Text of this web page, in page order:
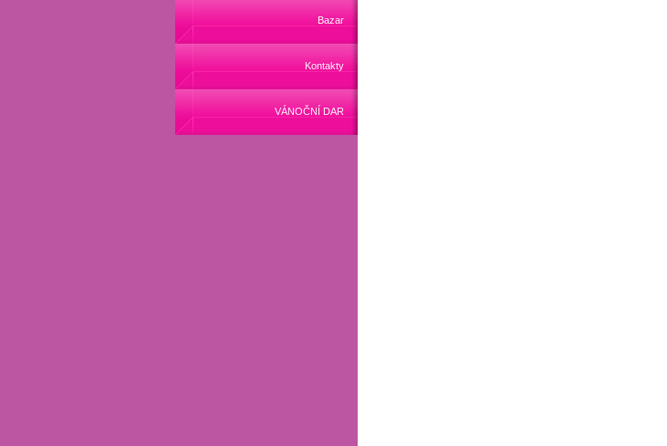
Bazar
Kontakty
VÁNOČNÍ DAR